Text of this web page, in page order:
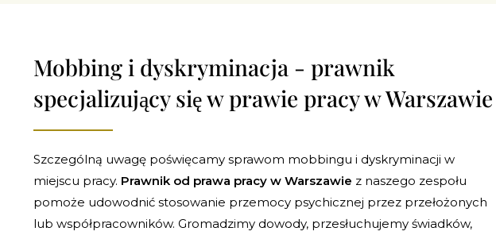
Mobbing i dyskryminacja - prawnik
specjalizujący się w prawie pracy w Warszawie
Szczególną uwagę poświęcamy sprawom mobbingu i dyskryminacji w
miejscu pracy. Prawnik od prawa pracy w Warszawie z naszego zespołu
pomoże udowodnić stosowanie przemocy psychicznej przez przełożonych
lub współpracowników. Gromadzimy dowody, przesłuchujemy świadków,